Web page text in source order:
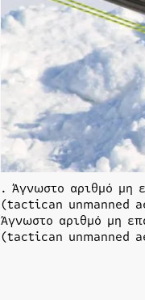
. Άγνωστο αριθμό μη
(tactican unmanned
Άγνωστο αριθμό μη
(tactican unmanned